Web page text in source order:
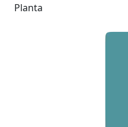
Planta